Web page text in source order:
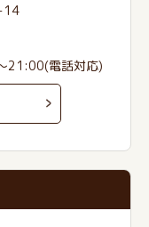
14
21:00(電話対応)